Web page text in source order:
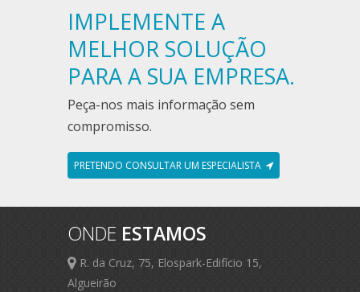
IMPLEMENTE A
MELHOR SOLUÇÃO
PARA A SUA EMPRESA.
Peça-nos mais informação sem
compromisso.
PRETENDO CONSULTAR UM ESPECIALISTA
ONDE ESTAMOS
R. da Cruz, 75, Elospark-Edifício 15,
Algueirão